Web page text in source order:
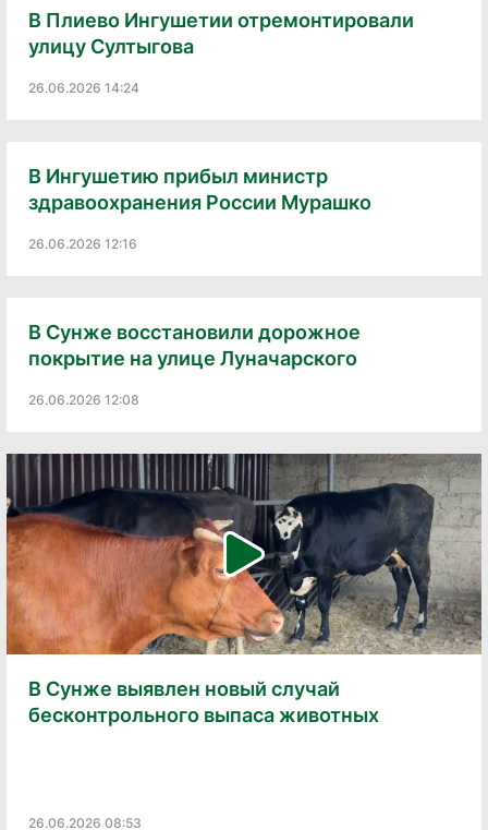
В Плиево Ингушетии отремонтировали
улицу Султыгова
26.06.2026 14:24
В Ингушетию прибыл министр
здравоохранения России Мурашко
26.06.2026 12:16
В Сунже восстановили дорожное
покрытие на улице Луначарского
26.06.2026 12:08
В Сунже выявлен новый случай
бесконтрольного выпаса животных
26.06.2026 08:53